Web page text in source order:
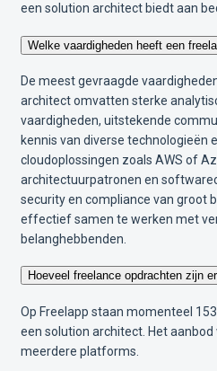
een solution architect biedt aan
Welke vaardigheden heeft een
De meest gevraagde
architect omvatten sterke
vaardigheden, uitstekende
kennis van diverse technologieën
cloudoplossingen zoals AWS of
architectuurpatronen en
security en compliance van groot
effectief samen te werken met
belanghebbenden.
Hoeveel freelance opdrachten zijn
Op Freelapp staan momenteel
een solution architect. Het
meerdere platforms.